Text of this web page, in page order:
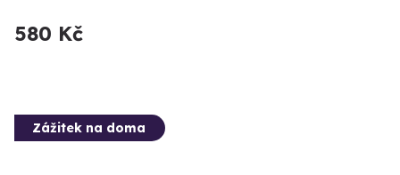
580 Kč
Zážitek na doma